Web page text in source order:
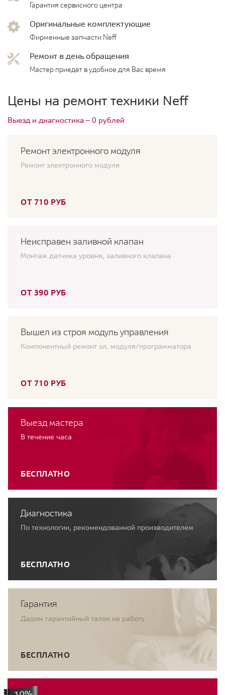
Гарантия сервисного центра
Оригинальные комплектующие
Фирменные запчасти Neff
Ремонт в день обращения
Мастер приедет в удобное для Вас время
Цены на ремонт техники Neff
Выезд и диагностика — 0 рублей
Ремонт электронного модуля
Ремонт электронного модуля
ОТ 710 РУБ
Неисправен заливной клапан
Монтаж датчика уровня, заливного клапана
ОТ 390 РУБ
Вышел из строя модуль управления
Компонентный ремонт эл. модуля/программатора
ОТ 710 РУБ
Выезд мастера
В течение часа
БЕСПЛАТНО
Диагностика
По технологии, рекомендованной производителем
БЕСПЛАТНО
Гарантия
Дадим гарантийный талон на работу
БЕСПЛАТНО